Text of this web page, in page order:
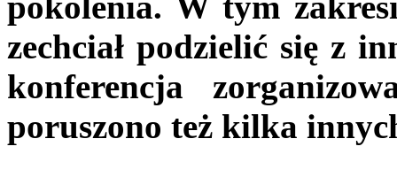
zechciał podzielić się z
konferencja
poruszono też kilka